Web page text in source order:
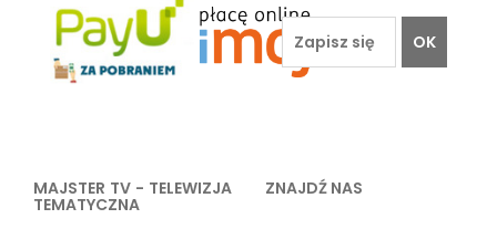
OK
MAJSTER TV - TELEWIZJA
TEMATYCZNA
ZNAJDŹ NAS